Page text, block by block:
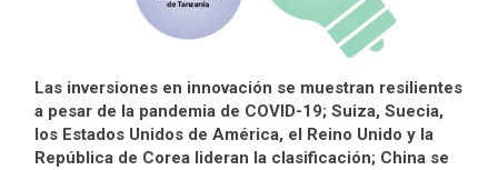
Las inversiones en innovación se muestran resilientes
a pesar de la pandemia de COVID-19; Suiza, Suecia,
los Estados Unidos de América, el Reino Unido y la
República de Corea lideran la clasificación; China se